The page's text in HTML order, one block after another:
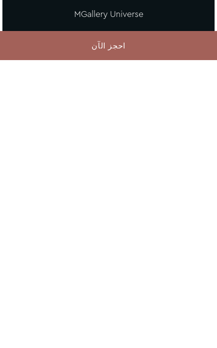
MGallery Universe
احجز الآن